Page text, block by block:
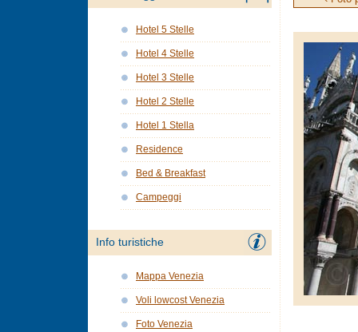
Hotel 5 Stelle
Hotel 4 Stelle
Hotel 3 Stelle
Hotel 2 Stelle
Hotel 1 Stella
Residence
Bed & Breakfast
Campeggi
Info turistiche
Mappa Venezia
Voli lowcost Venezia
Foto Venezia